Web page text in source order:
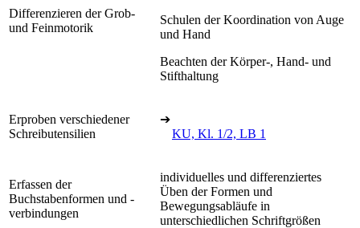
Differenzieren der Grob-
und Feinmotorik
Schulen der Koordination von Auge
und Hand
Beachten der Körper-, Hand- und
Stifthaltung
Erproben verschiedener
Schreibutensilien
➔
KU, Kl. 1/2, LB 1
Erfassen der
Buchstabenformen und -
verbindungen
individuelles und differenziertes
Üben der Formen und
Bewegungsabläufe in
unterschiedlichen Schriftgrößen